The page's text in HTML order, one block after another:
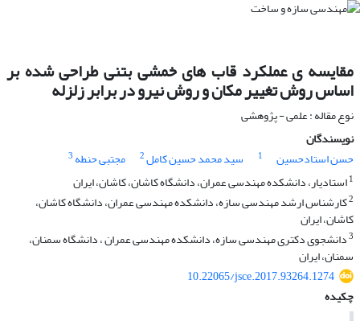
مقایسه ی عملکرد قاب های خمشی بتنی طراحی شده بر
اساس روش تغییر مکان و روش نیرو در برابر زلزله
نوع مقاله : علمی - پژوهشی
نویسندگان
حسن استادحسین
1 سید محمد حسین کامل2 مجتبی حنطه 3
1استادیار، دانشکده مهندسی عمران، دانشگاه کاشان، کاشان، ایران
2کارشناس ارشد مهندسی سازه، دانشکده مهندسی عمران، دانشگاه کاشان،
کاشان، ایران
3دانشجوی دکتری مهندسی سازه، دانشکده مهندسی عمران ، دانشگاه سمنان،
سمنان، ایران
10.22065/jsce.2017.93264.1274
چکیده